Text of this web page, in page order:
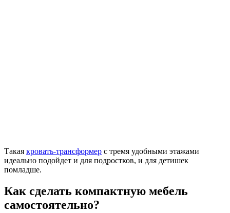
Такая кровать-трансформер с тремя удобными этажами
идеально подойдет и для подростков, и для детишек
помладше.
Как сделать компактную мебель
самостоятельно?